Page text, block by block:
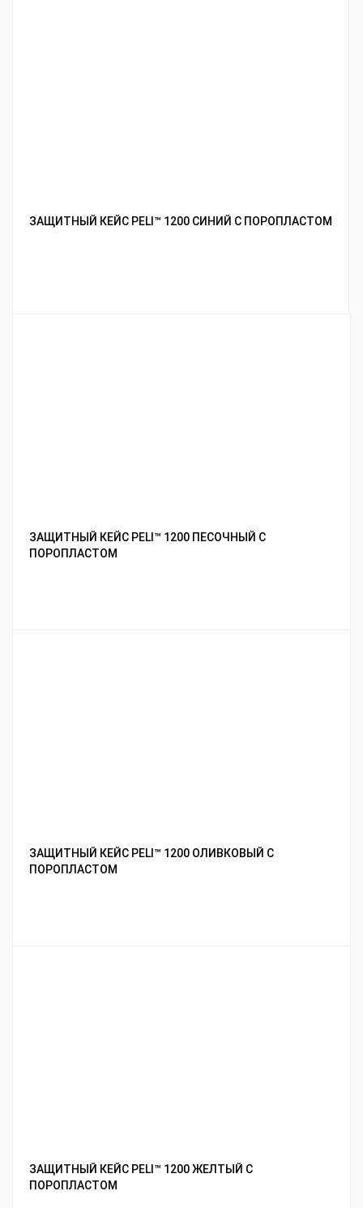
ЗАЩИТНЫЙ КЕЙС PELI™ 1200 СИНИЙ С ПОРОПЛАСТОМ
ЗАЩИТНЫЙ КЕЙС PELI™ 1200 ПЕСОЧНЫЙ С
ПОРОПЛАСТОМ
ЗАЩИТНЫЙ КЕЙС PELI™ 1200 ОЛИВКОВЫЙ С
ПОРОПЛАСТОМ
ЗАЩИТНЫЙ КЕЙС PELI™ 1200 ЖЕЛТЫЙ С
ПОРОПЛАСТОМ